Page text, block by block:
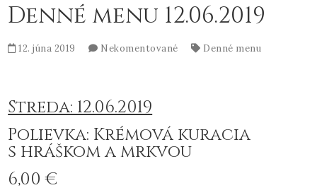
Denné menu 12.06.2019
12. júna 2019 Nekomentované Denné menu
Streda: 12.06.2019
Polievka: Krémová kuracia
s hráškom a mrkvou
6,00 €